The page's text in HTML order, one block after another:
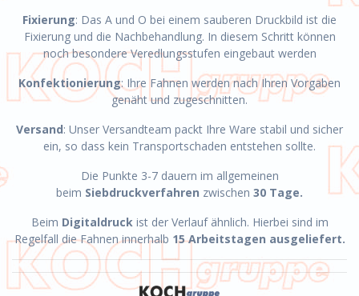
Fixierung: Das A und O bei einem sauberen Druckbild ist die
Fixierung und die Nachbehandlung. In diesem Schritt können
noch besondere Veredlungsstufen eingebaut werden
Konfektionierung: Ihre Fahnen werden nach Ihren Vorgaben
genäht und zugeschnitten.
Versand: Unser Versandteam packt Ihre Ware stabil und sicher
ein, so dass kein Transportschaden entstehen sollte.
Die Punkte 3-7 dauern im allgemeinen
beim Siebdruckverfahren zwischen 30 Tage.
Beim Digitaldruck ist der Verlauf ähnlich. Hierbei sind im
Regelfall die Fahnen innerhalb 15 Arbeitstagen ausgeliefert.